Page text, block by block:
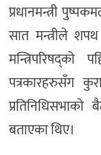
प्रधानमन्त्री
सात मन्त्रीले
पत्रकारहरुसँग
बताएका थिए।